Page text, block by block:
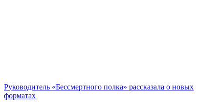
Руководитель «Бессмертного полка» рассказала о новых
форматах